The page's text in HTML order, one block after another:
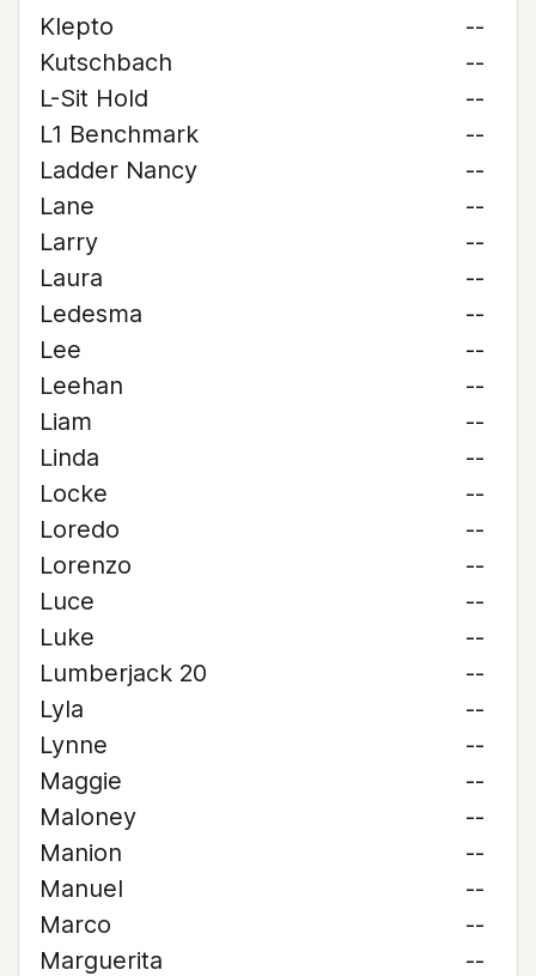
Klepto
--
Kutschbach
--
L-Sit Hold
--
L1 Benchmark
--
Ladder Nancy
--
Lane
--
Larry
--
Laura
--
Ledesma
--
Lee
--
Leehan
--
Liam
--
Linda
--
Locke
--
Loredo
--
Lorenzo
--
Luce
--
Luke
--
Lumberjack 20
--
Lyla
--
Lynne
--
Maggie
--
Maloney
--
Manion
--
Manuel
--
Marco
--
Marguerita
--